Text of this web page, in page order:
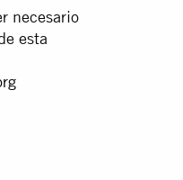
necesario
esta